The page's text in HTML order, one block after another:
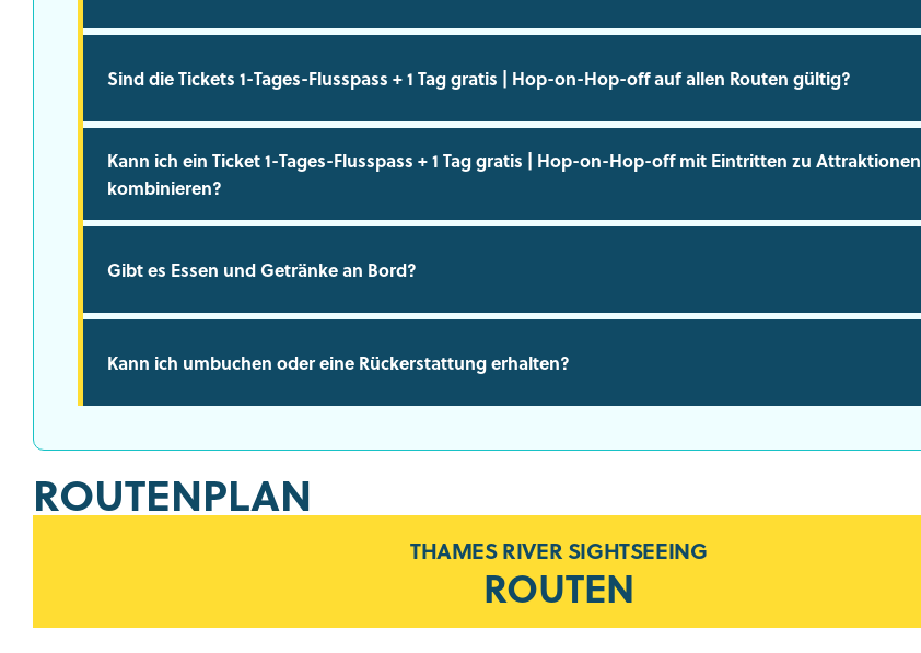
Sind die Tickets 1-Tages-Flusspass + 1 Tag gratis | Hop-on-Hop-off auf allen Routen gültig?
Kann ich ein Ticket 1-Tages-Flusspass + 1 Tag gratis | Hop-on-Hop-off mit Eintritten zu Attraktionen
kombinieren?
Gibt es Essen und Getränke an Bord?
Kann ich umbuchen oder eine Rückerstattung erhalten?
ROUTENPLAN
THAMES RIVER SIGHTSEEING
ROUTEN